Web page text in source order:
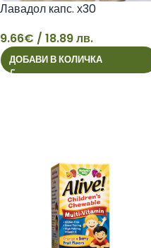
9
Лавадол капс. х30
9.66€ / 18.89 лв.
ДОБАВИ В КОЛИЧКА